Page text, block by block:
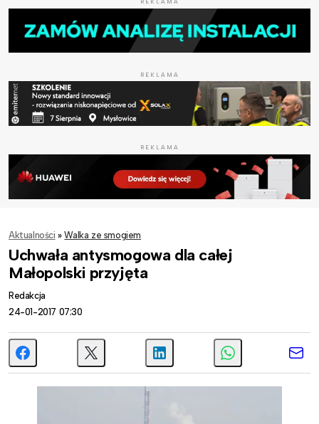
REKLAMA
REKLAMA
REKLAMA
Aktualności » Walka ze smogiem
Uchwała antysmogowa dla całej
Małopolski przyjęta
Redakcja
24-01-2017 07:30